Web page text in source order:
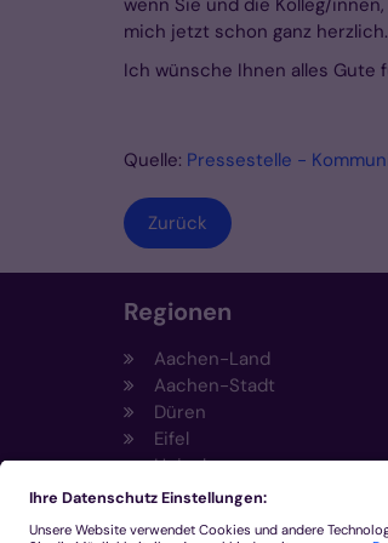
wenn Sie und die Kolleg/
mich jetzt schon ganz
Ich wünsche Ihnen alles
Quelle: Pressestelle -
Zurück
Regionen
Aachen-Land
Aachen-Stadt
Düren
Eifel
Heinsberg
Kempen-Viersen
Krefeld